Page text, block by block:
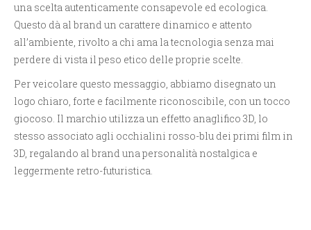
una scelta autenticamente consapevole ed ecologica.
Questo dà al brand un carattere dinamico e attento
all’ambiente, rivolto a chi ama la tecnologia senza mai
perdere di vista il peso etico delle proprie scelte.
Per veicolare questo messaggio, abbiamo disegnato un
logo chiaro, forte e facilmente riconoscibile, con un tocco
giocoso. Il marchio utilizza un effetto anaglifico 3D, lo
stesso associato agli occhialini rosso-blu dei primi film in
3D, regalando al brand una personalità nostalgica e
leggermente retro-futuristica.